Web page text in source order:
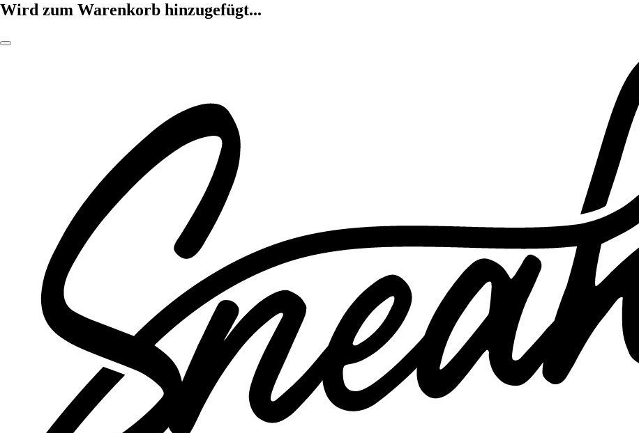
Wird zum Warenkorb hinzugefügt...